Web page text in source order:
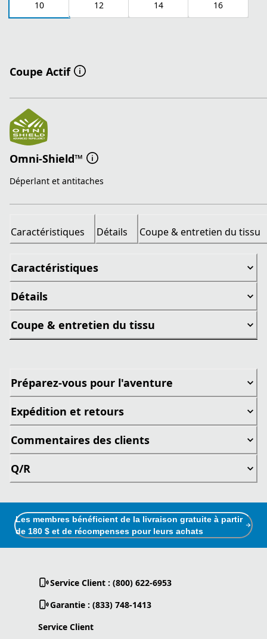
10 12 14 16
Coupe Actif
Omni-Shield™
Déperlant et antitaches
Caractéristiques Détails Coupe & entretien du tissu
Caractéristiques
Détails
Coupe & entretien du tissu
Préparez-vous pour l'aventure
Expédition et retours
Commentaires des clients
Q/R
Les membres bénéficient de la livraison gratuite à partir
de 180 $ et de récompenses pour leurs achats
Service Client : (800) 622-6953
Garantie : (833) 748-1413
Service Client